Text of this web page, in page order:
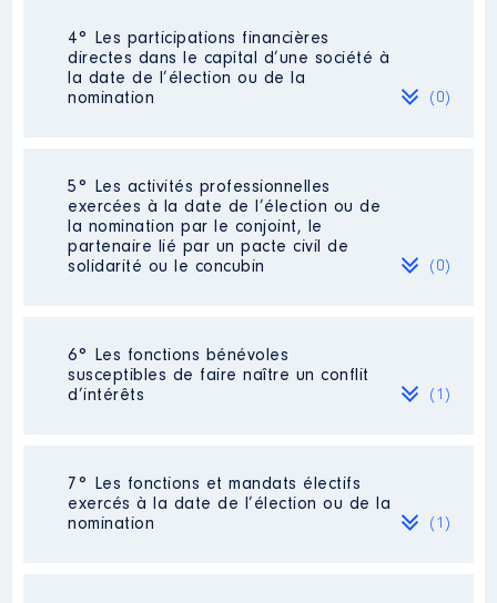
2024
9 600 €
Net
2025
4 000 € Net
Néant
4° Les participations financières
directes dans le capital d’une société à
la date de l’élection ou de la
nomination
(0)
Néant
5° Les activités professionnelles
exercées à la date de l’élection ou de
la nomination par le conjoint, le
partenaire lié par un pacte civil de
solidarité ou le concubin
(0)
Néant
6° Les fonctions bénévoles
susceptibles de faire naître un conflit
d’intérêts
(1)
Description : Membre du CA
Organisme: AFR Lezoux
7° Les fonctions et mandats électifs
exercés à la date de l’élection ou de la
nomination
(1)